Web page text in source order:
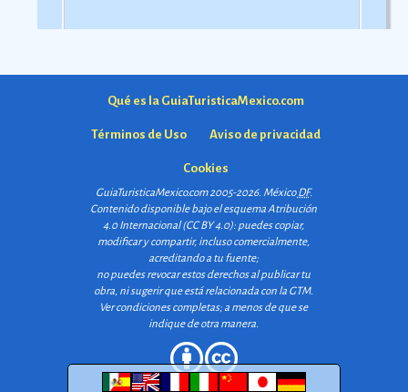
Qué es la GuiaTuristicaMexico.com
Términos de Uso Aviso de privacidad
Cookies
GuiaTuristicaMexico.com 2005-2026. MéxicoDF.
Contenido disponible bajo el esquemaAtribución
4.0 Internacional (CC BY 4.0): puedes copiar,
modificar y compartir, incluso comercialmente,
acreditando a tu fuente;
no puedes revocar estos derechos al publicar tu
obra, ni sugerir que está relacionada con la GTM.
Ver condiciones completas; a menos de que se
indique de otra manera.